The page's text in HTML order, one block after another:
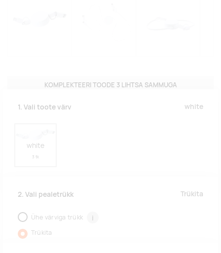
KOMPLEKTEERI TOODE 3 LIHTSA SAMMUGA
1. Vali toote värv white
white
3 tk
2. Vali pealetrükk Trükita
Ühe värviga trükk i
Trükita